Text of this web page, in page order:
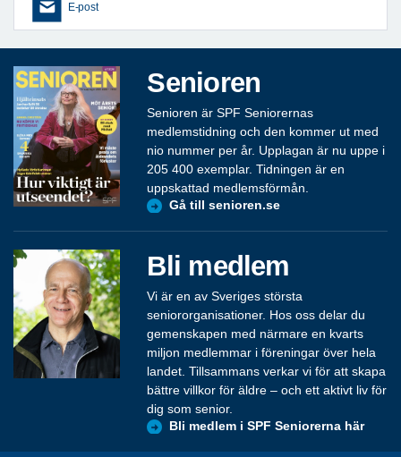
E-post
Senioren
Senioren är SPF Seniorernas
medlemstidning och den kommer ut med
nio nummer per år. Upplagan är nu uppe i
205 400 exemplar. Tidningen är en
uppskattad medlemsförmån.
Gå till senioren.se
Bli medlem
Vi är en av Sveriges största
seniororganisationer. Hos oss delar du
gemenskapen med närmare en kvarts
miljon medlemmar i föreningar över hela
landet. Tillsammans verkar vi för att skapa
bättre villkor för äldre – och ett aktivt liv för
dig som senior.
Bli medlem i SPF Seniorerna här